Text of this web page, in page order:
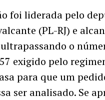
foi liderada pelo
(PL-RJ) e
o
exigido pelo
para que um
ser analisado. Se